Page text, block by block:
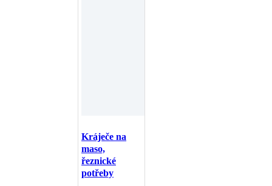
Kráječe na
maso,
řeznické
potřeby